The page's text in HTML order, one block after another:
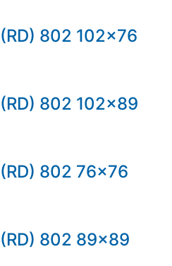
(RD) 802 102×76
(RD) 802 102×89
(RD) 802 76×76
(RD) 802 89×89